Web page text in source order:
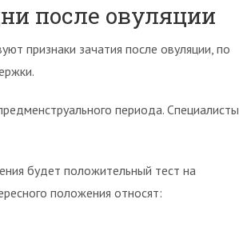
после овуляции
признаки зачатия после овуляции, по
периода. Специалисты
будет положительный тест на
положения относят: